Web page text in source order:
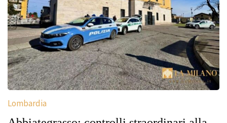
Lombardia